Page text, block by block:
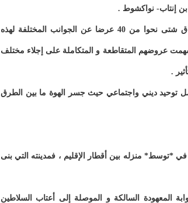
بن إنتاب- نواكشوط .
و خلال الأيام الثلاثة للمؤتمر ألقي لفيف من الباحثين المميزين القادمين من آفاق شتى نحوا من 40 عرضا عن الجوانب المختلفة لهذه
عروضهم المتقاطعة و المتكاملة على إجلاء مختلف
.
توحيد ديني واجتماعي حيث جسر الهوة ما بين الطرق
*توسط* منزله بين أقطار الإقليم ، فمدينته التي بنى
المعهودة السالكة و الموصلة إلى أعتاب السلاطين